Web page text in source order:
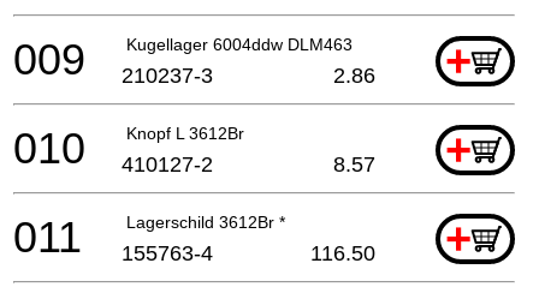
Kugellager 6004ddw DLM463 +
009 210237-3 2.86
Knopf L 3612Br +
010 410127-2 8.57
Lagerschild 3612Br * +
011 155763-4 116.50